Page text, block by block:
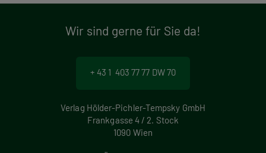
Wir sind gerne für Sie da!
+ 43 1 403 77 77 DW 70
Verlag Hölder-Pichler-Tempsky GmbH
Frankgasse 4 / 2. Stock
1090 Wien